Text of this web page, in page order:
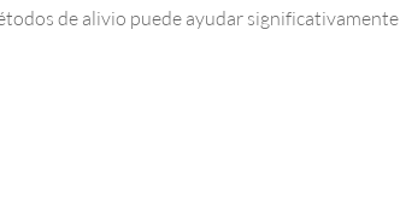
de alivio puede ayudar significativamente